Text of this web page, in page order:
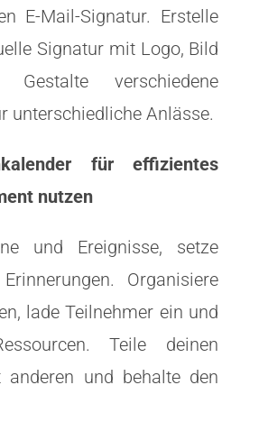
E-Mail-Signatur. Erstelle
Signatur mit Logo, Bild
verschiedene
unterschiedliche Anlässe.
für effizientes
nutzen
und Ereignisse, setze
Organisiere
lade Teilnehmer ein und
Teile deinen
anderen und behalte den